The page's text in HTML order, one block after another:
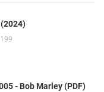
- Bob Marley (PDF)